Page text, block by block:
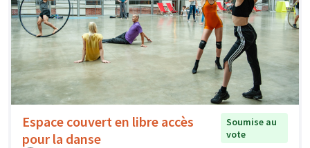
Espace couvert en libre accès
pour la danse
Soumise au
vote